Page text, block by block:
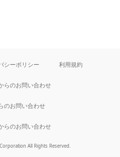
シーポリシー 利用規約
らのお問い合わせ
のお問い合わせ
らのお問い合わせ
All Rights Reserved.